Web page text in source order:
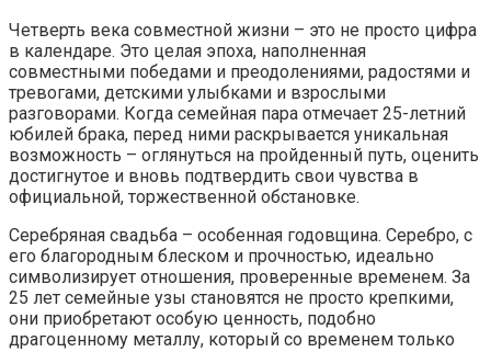
Четверть века совместной жизни – это не просто цифра
в календаре. Это целая эпоха, наполненная
совместными победами и преодолениями, радостями и
тревогами, детскими улыбками и взрослыми
разговорами. Когда семейная пара отмечает 25-летний
юбилей брака, перед ними раскрывается уникальная
возможность – оглянуться на пройденный путь, оценить
достигнутое и вновь подтвердить свои чувства в
официальной, торжественной обстановке.
Серебряная свадьба – особенная годовщина. Серебро, с
его благородным блеском и прочностью, идеально
символизирует отношения, проверенные временем. За
25 лет семейные узы становятся не просто крепкими,
они приобретают особую ценность, подобно
драгоценному металлу, который со временем только